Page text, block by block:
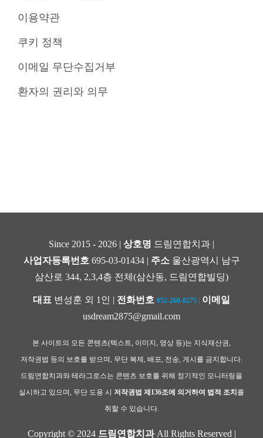
이용약관
쿠키 정책
이메일 무단수집거부
환자의 권리와 의무
Since 2015 - 2026 | 상호명 드림연합치과 |
사업자등록번호 695-03-01434 | 주소울산광역시 남구
삼산로 344, 2,3,4층 전체(삼산동, 드림연합빌딩)
대표 변성훈 외 1인 | 전화번호 052-260-8275
이메일
usdream2875@gmail.com
본 사이트의 모든 콘텐츠(텍스트, 이미지, 영상 등)는 지식재산권,
저작권법 등의 보호를 받으며, 무단 복제, 배포, 전송, 게시를 금지합니다.
드림연합치과와 테라그로스는 콘텐츠 보호를 위해 정기적인 모니터링을
실시하고 있으며, 무단 도용 시 저작권법 제136조에 의거하여 법적 조치 를
취할 수 있습니다.
Copyright © 2024 드림연합치과All Rights Reserved |